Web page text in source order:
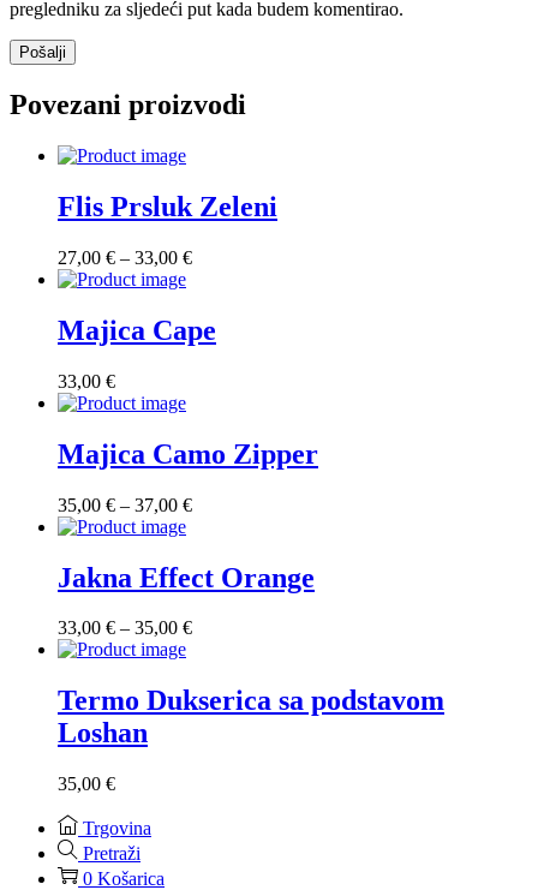
pregledniku za sljedeći put kada budem komentirao.
Povezani proizvodi
Flis Prsluk Zeleni
27,00 € – 33,00 €Raspon
do
Majica Cape
33,00 €
Majica Camo Zipper
35,00 € – 37,00 €Raspon
35,00 €
do
Jakna Effect Orange
33,00 € – 35,00 €Raspon
33,00 €
do
Termo Dukserica sa podstavom
Loshan
35,00 €
Trgovina
Pretraži
0 Košarica